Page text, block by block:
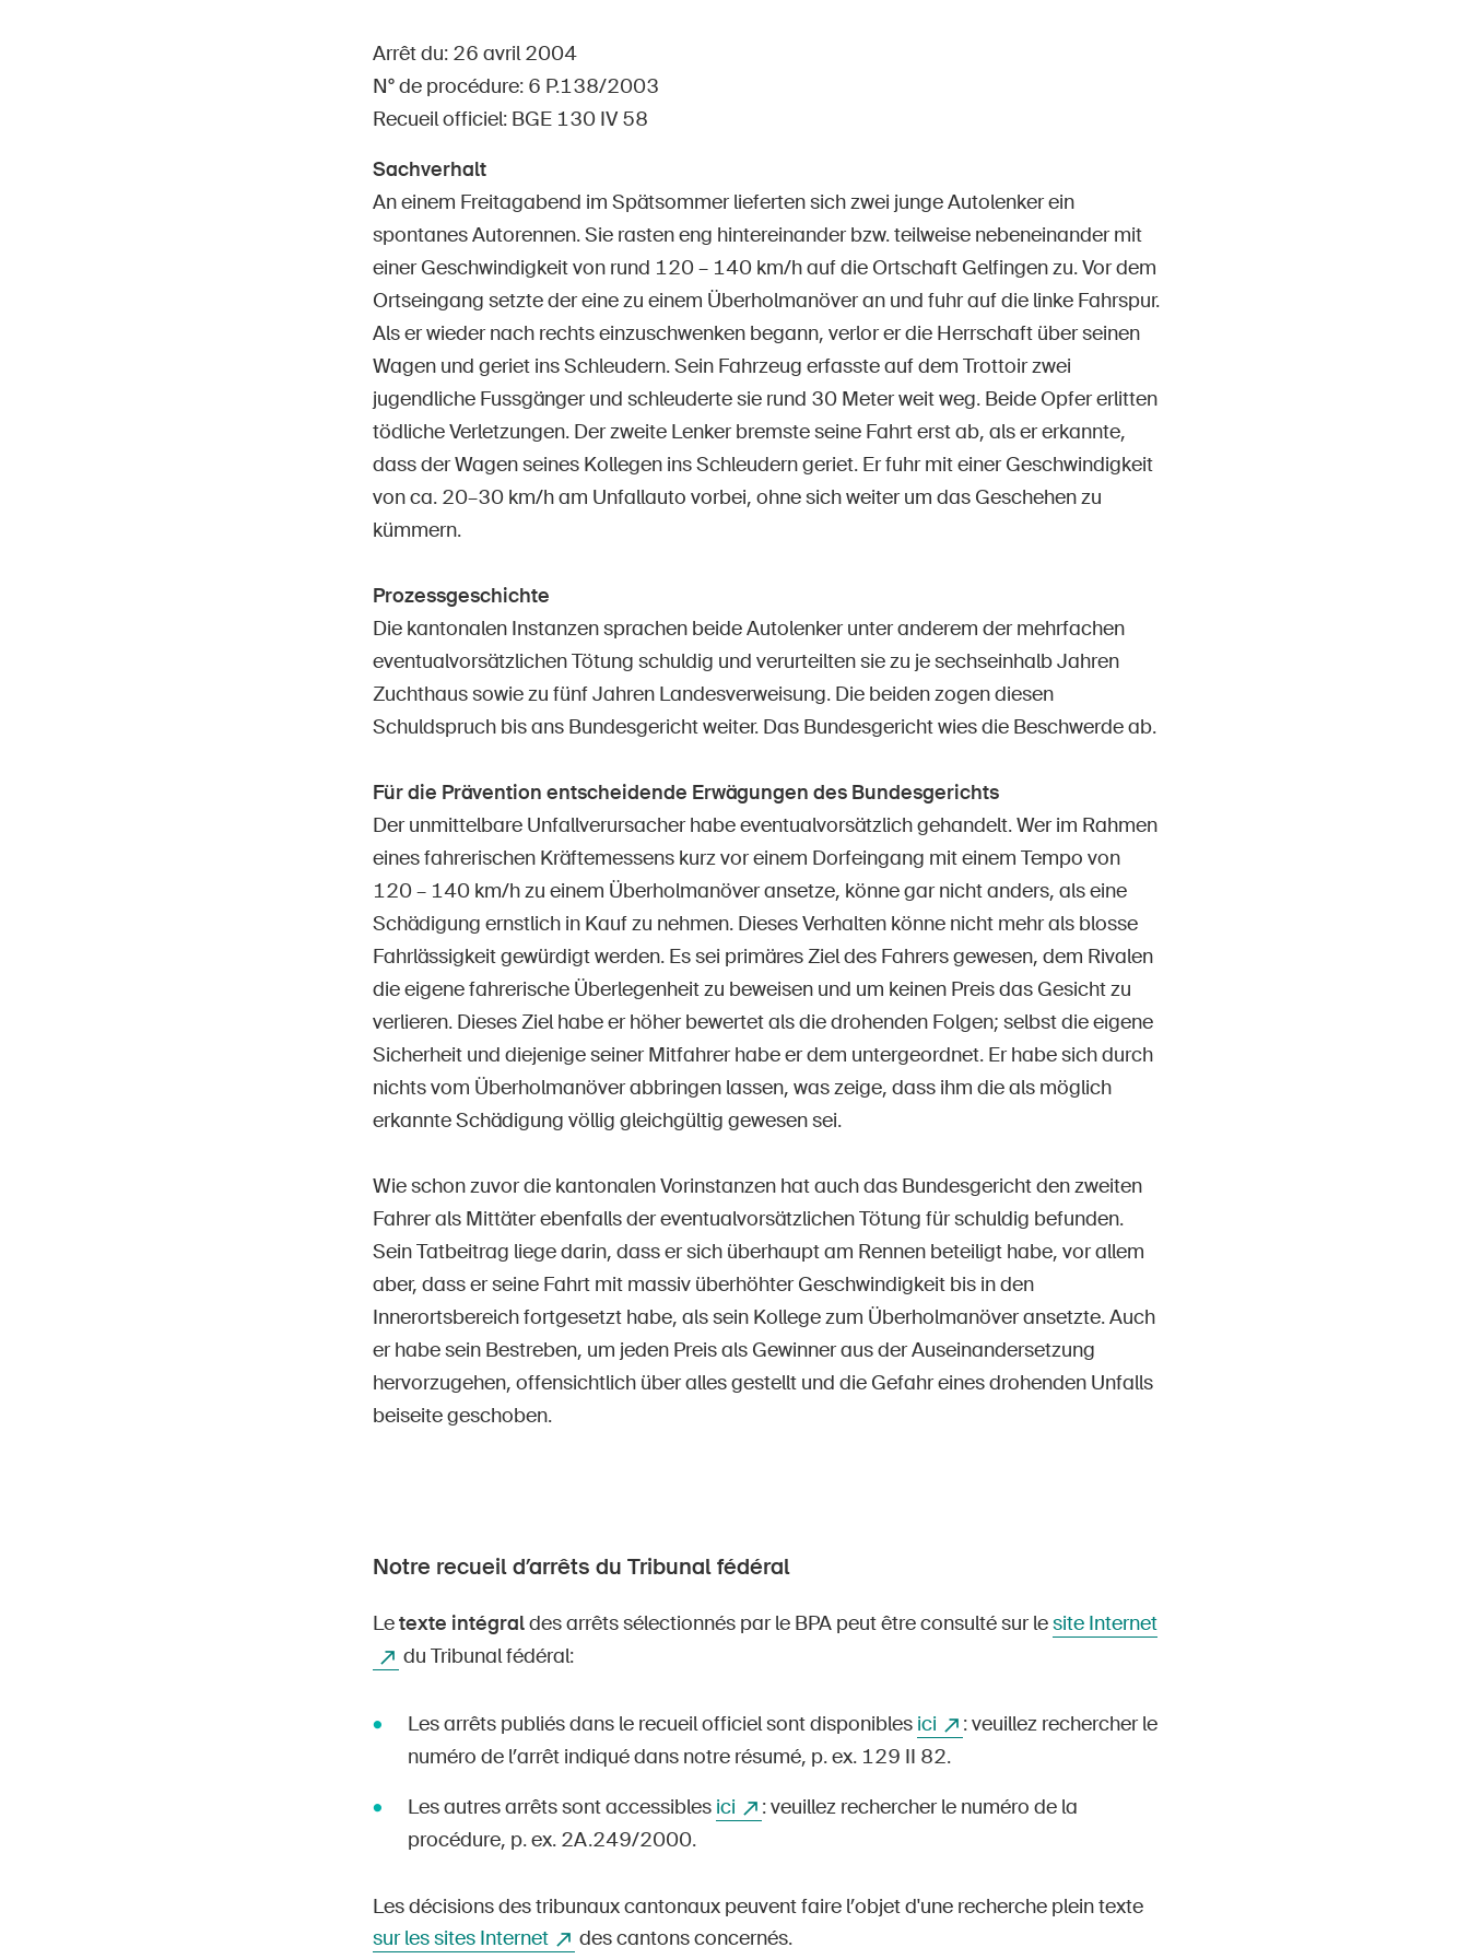
Page d'accueil
Arrêt du: 26 avril 2004
N° de procédure: 6 P.138/2003
Recueil officiel: BGE 130 IV 58
Sachverhalt
An einem Freitagabend im Spätsommer lieferten sich zwei junge Autolenker ein
spontanes Autorennen. Sie rasten eng hintereinander bzw. teilweise nebeneinander mit
einer Geschwindigkeit von rund 120 – 140 km/h auf die Ortschaft Gelfingen zu. Vor dem
Ortseingang setzte der eine zu einem Überholmanöver an und fuhr auf die linke Fahrspur.
Als er wieder nach rechts einzuschwenken begann, verlor er die Herrschaft über seinen
Wagen und geriet ins Schleudern. Sein Fahrzeug erfasste auf dem Trottoir zwei
jugendliche Fussgänger und schleuderte sie rund 30 Meter weit weg. Beide Opfer erlitten
tödliche Verletzungen. Der zweite Lenker bremste seine Fahrt erst ab, als er erkannte,
dass der Wagen seines Kollegen ins Schleudern geriet. Er fuhr mit einer Geschwindigkeit
von ca. 20–30 km/h am Unfallauto vorbei, ohne sich weiter um das Geschehen zu
kümmern.
Prozessgeschichte
Die kantonalen Instanzen sprachen beide Autolenker unter anderem der mehrfachen
eventualvorsätzlichen Tötung schuldig und verurteilten sie zu je sechseinhalb Jahren
Zuchthaus sowie zu fünf Jahren Landesverweisung. Die beiden zogen diesen
Schuldspruch bis ans Bundesgericht weiter. Das Bundesgericht wies die Beschwerde ab.
Für die Prävention entscheidende Erwägungen des Bundesgerichts
Der unmittelbare Unfallverursacher habe eventualvorsätzlich gehandelt. Wer im Rahmen
eines fahrerischen Kräftemessens kurz vor einem Dorfeingang mit einem Tempo von
120 – 140 km/h zu einem Überholmanöver ansetze, könne gar nicht anders, als eine
Schädigung ernstlich in Kauf zu nehmen. Dieses Verhalten könne nicht mehr als blosse
Fahrlässigkeit gewürdigt werden. Es sei primäres Ziel des Fahrers gewesen, dem Rivalen
die eigene fahrerische Überlegenheit zu beweisen und um keinen Preis das Gesicht zu
verlieren. Dieses Ziel habe er höher bewertet als die drohenden Folgen; selbst die eigene
Sicherheit und diejenige seiner Mitfahrer habe er dem untergeordnet. Er habe sich durch
nichts vom Überholmanöver abbringen lassen, was zeige, dass ihm die als möglich
erkannte Schädigung völlig gleichgültig gewesen sei.
Wie schon zuvor die kantonalen Vorinstanzen hat auch das Bundesgericht den zweiten
Fahrer als Mittäter ebenfalls der eventualvorsätzlichen Tötung für schuldig befunden.
Sein Tatbeitrag liege darin, dass er sich überhaupt am Rennen beteiligt habe, vor allem
aber, dass er seine Fahrt mit massiv überhöhter Geschwindigkeit bis in den
Innerortsbereich fortgesetzt habe, als sein Kollege zum Überholmanöver ansetzte. Auch
er habe sein Bestreben, um jeden Preis als Gewinner aus der Auseinandersetzung
hervorzugehen, offensichtlich über alles gestellt und die Gefahr eines drohenden Unfalls
beiseite geschoben.
Notre recueil d’arrêts du Tribunal fédéral
Letexte intégraldes arrêts sélectionnés par le BPA peut être consulté sur lesite Internet
du Tribunal fédéral:
Les arrêts publiés dans le recueil officiel sont disponibles ici
: veuillez rechercher le
numéro de l’arrêt indiqué dans notre résumé, p. ex. 129 II 82.
Les autres arrêts sont accessibles ici
: veuillez rechercher le numéro de la
procédure, p. ex. 2A.249/2000.
Les décisions des tribunaux cantonaux peuvent faire l’objet d'une recherche plein texte
sur les sites Internet
des cantons concernés.